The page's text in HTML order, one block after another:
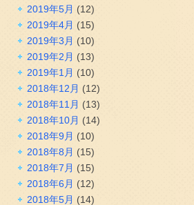
2019年5月 (12)
2019年4月 (15)
2019年3月 (10)
2019年2月 (13)
2019年1月 (10)
2018年12月 (12)
2018年11月 (13)
2018年10月 (14)
2018年9月 (10)
2018年8月 (15)
2018年7月 (15)
2018年6月 (12)
2018年5月 (14)